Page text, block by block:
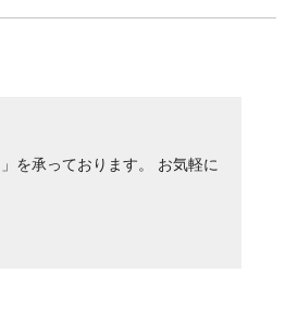
を承っております。 お気軽に